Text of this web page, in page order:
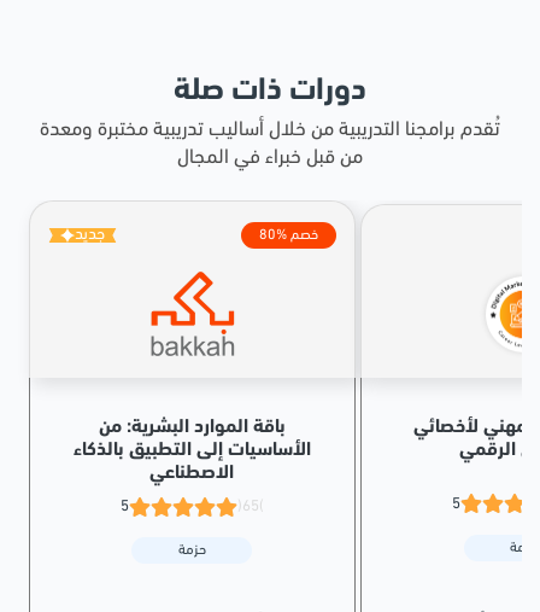
دورات ذات صلة
تُقدم برامجنا التدريبية من خلال أساليب تدريبية مختبرة ومعدة
من قبل خبراء في المجال
جديد 80% خصم
باقة الموارد البشرية: من
الأساسيات إلى التطبيق بالذكاء
الاصطناعي
5 (65)
حزمة
لأخصائي
الرقمي
5
حزمة